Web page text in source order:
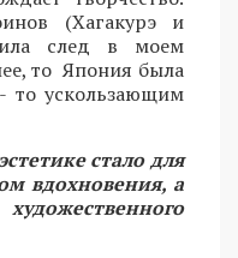
(Хагакурэ и
след в моем
то Япония была
то ускользающим
стало для
вдохновения, а